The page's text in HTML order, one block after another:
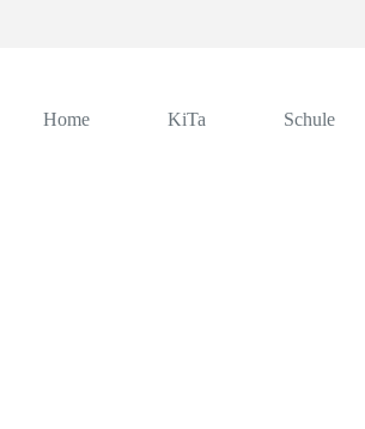
Home KiTa Schule